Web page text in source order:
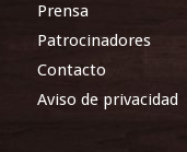
Prensa
Patrocinadores
Contacto
Aviso de privacidad